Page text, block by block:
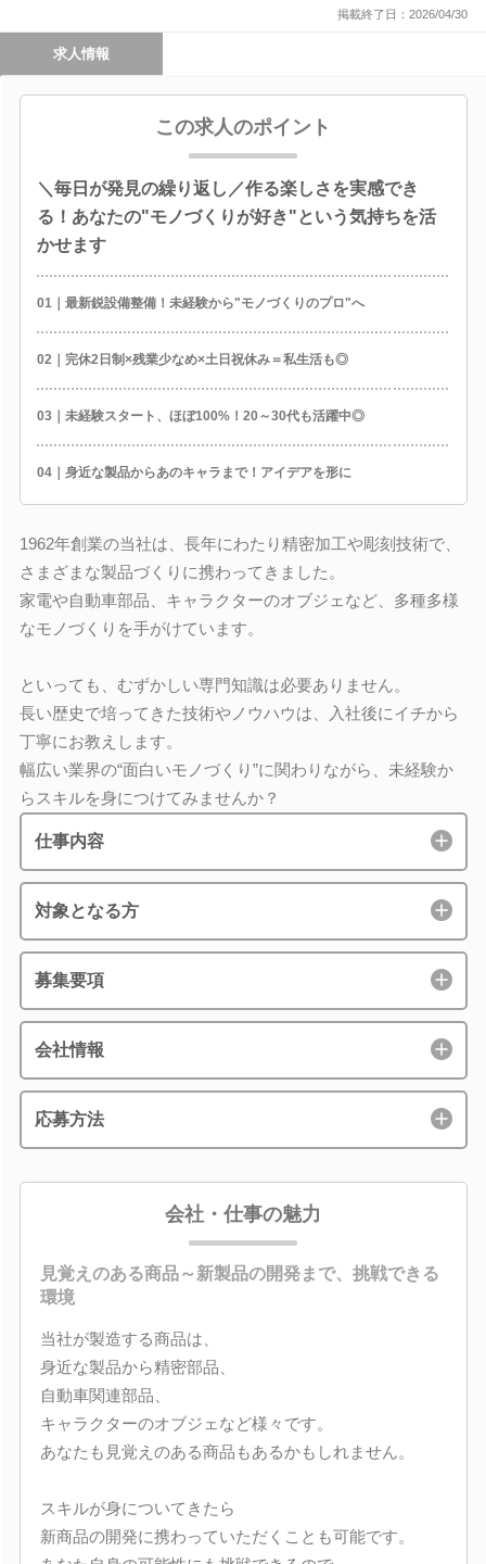
掲載終了日：2026/04/30
求人情報
この求人のポイント
＼毎日が発見の繰り返し／作る楽しさを実感でき
る！あなたの"モノづくりが好き"という気持ちを活
かせます
01｜最新鋭設備整備！未経験から"モノづくりのプロ"へ
02｜完休2日制×残業少なめ×土日祝休み＝私生活も◎
03｜未経験スタート、ほぼ100%！20～30代も活躍中◎
04｜身近な製品からあのキャラまで！アイデアを形に
1962年創業の当社は、長年にわたり精密加工や彫刻技術で、
さまざまな製品づくりに携わってきました。
家電や自動車部品、キャラクターのオブジェなど、多種多様
なモノづくりを手がけています。
といっても、むずかしい専門知識は必要ありません。
長い歴史で培ってきた技術やノウハウは、入社後にイチから
丁寧にお教えします。
幅広い業界の“面白いモノづくり”に関わりながら、未経験か
らスキルを身につけてみませんか？
仕事内容
対象となる方
募集要項
会社情報
応募方法
会社・仕事の魅力
見覚えのある商品～新製品の開発まで、挑戦できる
環境
当社が製造する商品は、
身近な製品から精密部品、
自動車関連部品、
キャラクターのオブジェなど様々です。
あなたも見覚えのある商品もあるかもしれません。
スキルが身についてきたら
新商品の開発に携わっていただくことも可能です。